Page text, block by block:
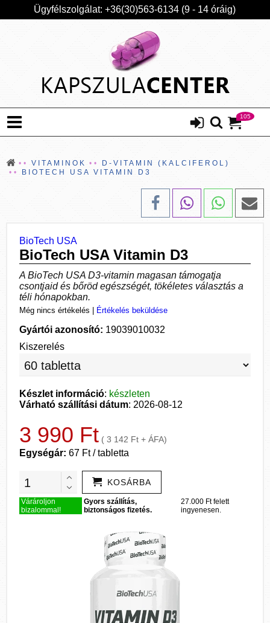
Ügyfélszolgálat: +36(30)563-6134 (9 - 14 óráig)
105
VITAMINOK
D-VITAMIN (KALCIFEROL)
BIOTECH USA VITAMIN D3
BioTech USA
BioTech USA Vitamin D3
A BioTech USA D3-vitamin magasan támogatja
csontjaid és bőröd egészségét, tökéletes választás a
téli hónapokban.
Még nincs értékelés Értékelés beküldése
Gyártói azonosító: 19039010032
Kiszerelés
Készlet információ: készleten
Várható szállítási dátum: 2026-08-12
3 990 Ft ( 3 142 Ft + ÁFA)
Egységár: 67 Ft / tabletta
KOSÁRBA
Várároljon
bizalommal!
Gyors szállítás,
biztonságos fizetés.
27.000 Ft felett
ingyenesen.